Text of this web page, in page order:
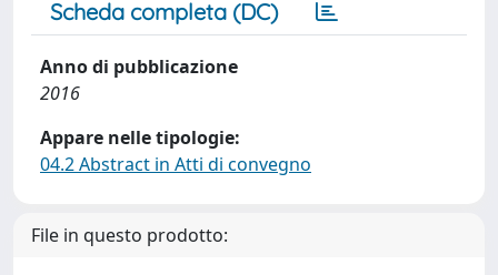
Scheda completa (DC)
Anno di pubblicazione
2016
Appare nelle tipologie:
04.2 Abstract in Atti di convegno
File in questo prodotto: